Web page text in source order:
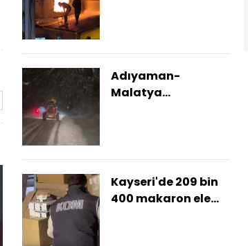
Adıyaman-
Malatya
Kayseri'de 209 bin
400 makaron ele